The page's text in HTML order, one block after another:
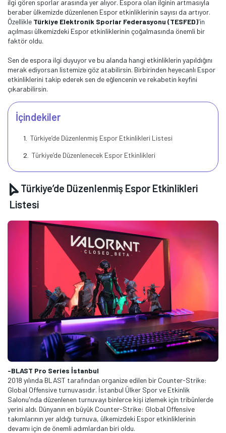
ilgi gören sporlar arasında yer alıyor. Espora olan ilginin artmasıyla
beraber ülkemizde düzenlenen Espor etkinliklerinin sayısı da artıyor.
Özellikle Türkiye Elektronik Sporlar Federasyonu (TESFED)'in
açılması ülkemizdeki Espor etkinliklerinin çoğalmasında önemli bir
faktör oldu.
Sen de espora ilgi duyuyor ve bu alanda hangi etkinliklerin yapıldığını
merak ediyorsan listemize göz atabilirsin. Birbirinden heyecanlı Espor
etkinliklerini takip ederek sen de eğlencenin ve rekabetin keyfini
çıkarabilirsin.
İçindekiler
Türkiye’de Düzenlenmiş Espor Etkinlikleri Listesi
Türkiye’de Düzenlenecek Espor Etkinlikleri
Türkiye’de Düzenlenmiş Espor Etkinlikleri
Listesi
-BLAST Pro Series İstanbul
2018 yılında BLAST tarafından organize edilen bir Counter-Strike:
Global Offensive turnuvasıdır. İstanbul Ülker Spor ve Etkinlik
Salonu'nda düzenlenen turnuvayı binlerce kişi izlemek için tribünlerde
yerini aldı. Dünyanın en büyük Counter-Strike: Global Offensive
takımlarının yer aldığı turnuva, ülkemizdeki Espor etkinliklerinin
devamı için de önemli adımlardan biri oldu.